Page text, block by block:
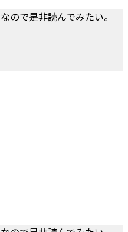
ので是非読んでみたい。